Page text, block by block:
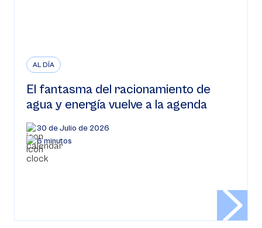
AL DÍA
El fantasma del racionamiento de
agua y energía vuelve a la agenda
30 de Julio de 2026
6 minutos